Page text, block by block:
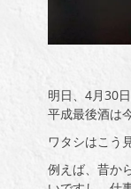
明日、4月30
平成最後酒は
ワタシはこう
例えば、昔か